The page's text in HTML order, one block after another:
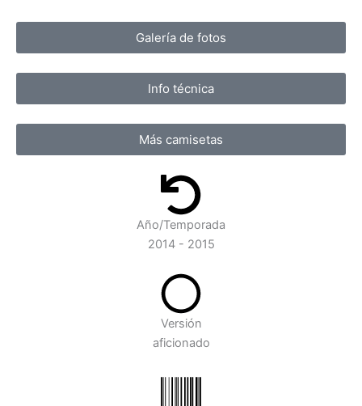
Galería de fotos
Info técnica
Más camisetas
Año/Temporada
2014 - 2015
Versión
aficionado